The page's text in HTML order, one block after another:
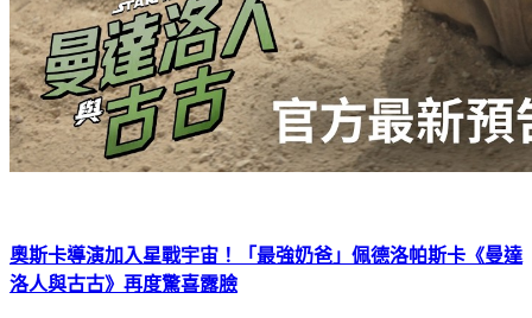
奧斯卡導演加入星戰宇宙！「最強奶爸」佩德洛帕斯卡《曼達
洛人與古古》再度驚喜露臉